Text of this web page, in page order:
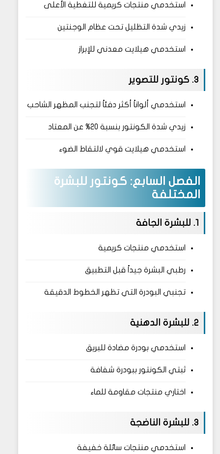
استخدمي منتجات كريمية للتغطية الأعلى
زيدي شدة التظليل تحت عظام الوجنتين
استخدمي هيلايت معدني للإبراز
3. كونتور للتصوير
استخدمي ألواناً أكثر دفئاً لتجنب المظهر الشاحب
زيدي شدة الكونتور بنسبة 20% عن المعتاد
استخدمي هيلايت قوي لالتقاط الضوء
الفصل السابع: كونتور للبشرة
المختلفة
1. للبشرة الجافة
استخدمي منتجات كريمية
رطبي البشرة جيداً قبل التطبيق
تجنبي البودرة التي تظهر الخطوط الدقيقة
2. للبشرة الدهنية
استخدمي بودرة مضادة للبريق
ثبتي الكونتور ببودرة شفافة
اختاري منتجات مقاومة للماء
3. للبشرة الناضجة
استخدمي منتجات سائلة خفيفة